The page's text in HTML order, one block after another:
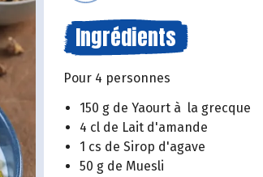
Ingrédients
Pour 4 personnes
150 g de Yaourt à la grecque
4 cl de Lait d'amande
1 cs de Sirop d'agave
50 g de Muesli